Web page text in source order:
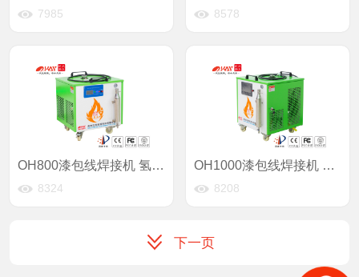
7985 8578
OH800漆包线焊接机 氢氧水焊机
8324
OH1000漆包线焊接机 氢氧水焊机
8208
下一页